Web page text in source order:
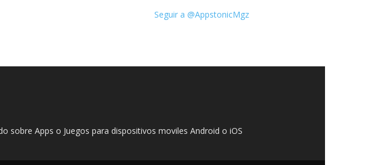
Seguir a @AppstonicMgz
sobre Apps o Juegos para dispositivos moviles Android o iOS